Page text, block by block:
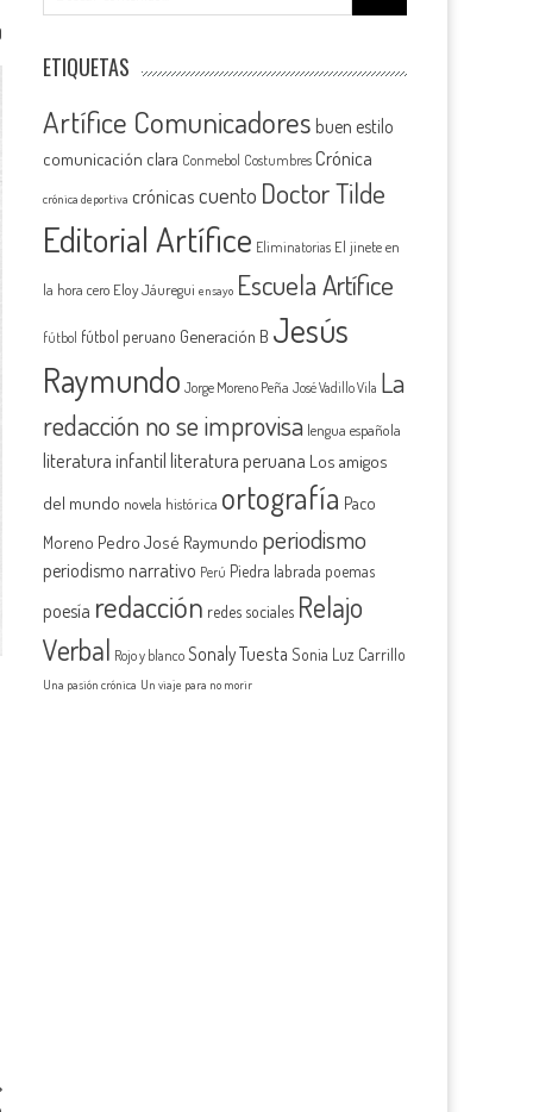
ETIQUETAS
Artífice Comunicadores buen estilo
comunicación clara Conmebol Costumbres Crónica
crónica deportiva crónicas cuento Doctor Tilde
Editorial Artífice Eliminatorias El jinete en
la hora cero Eloy Jáuregui ensayo Escuela Artífice
fútbol fútbol peruano Generación B Jesús
Raymundo Jorge Moreno Peña José Vadillo Vila La
redacción no se improvisa lengua española
literatura infantil literatura peruana Los amigos
del mundo novela histórica ortografía Paco
Moreno Pedro José Raymundo periodismo
periodismo narrativo Perú Piedra labrada poemas
poesía redacción redes sociales Relajo
Verbal Rojo y blanco Sonaly Tuesta Sonia Luz Carrillo
Una pasión crónica Un viaje para no morir